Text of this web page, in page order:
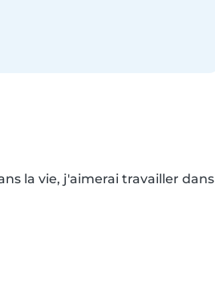
la vie, j'aimerai travailler dans